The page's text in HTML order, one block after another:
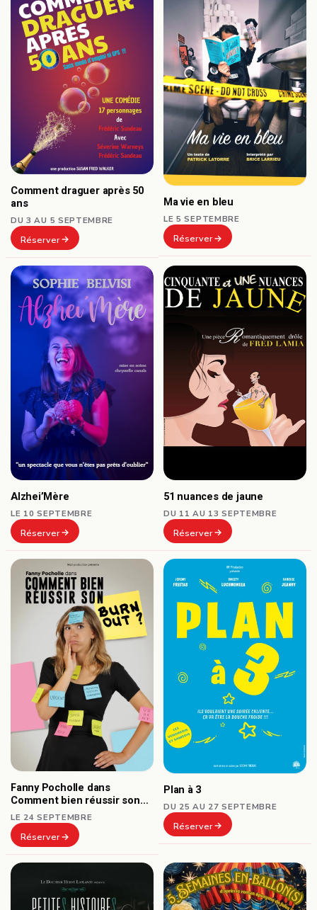
Comment draguer après 50
ans
DU 3 AU 5 SEPTEMBRE
Réserver
Ma vie en bleu
LE 5 SEPTEMBRE
Réserver
Alzhei’Mère
LE 10 SEPTEMBRE
Réserver
51 nuances de jaune
DU 11 AU 13 SEPTEMBRE
Réserver
Fanny Pocholle dans
Comment bien réussir son
burn-out ?
LE 24 SEPTEMBRE
Réserver
Plan à 3
DU 25 AU 27 SEPTEMBRE
Réserver